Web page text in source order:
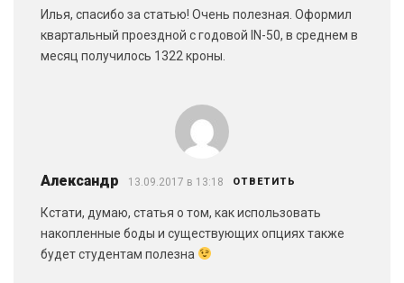
Илья, спасибо за статью! Очень полезная. Оформил
квартальный проездной с годовой IN-50, в среднем в
месяц получилось 1322 кроны.
Александр 13.09.2017 в 13:18 ОТВЕТИТЬ
Кстати, думаю, статья о том, как использовать
накопленные боды и существующих опциях также
будет студентам полезна